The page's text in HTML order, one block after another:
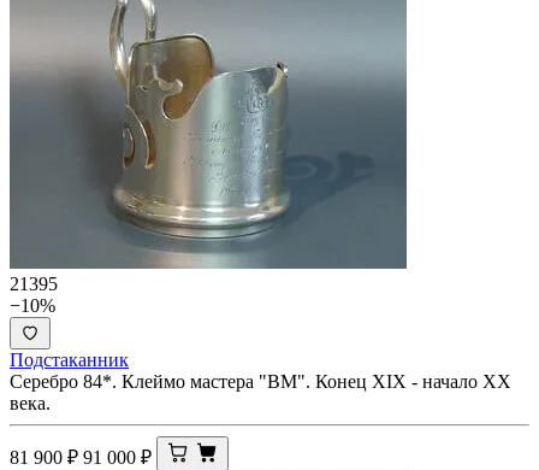
21395
−10%
Подстаканник
Серебро 84*. Клеймо мастера "ВМ". Конец XIX - начало ХХ
века.
81 900 ₽ 91 000 ₽